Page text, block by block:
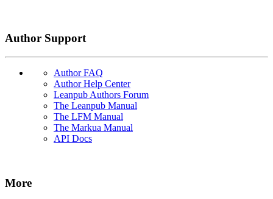
Author Support
Author FAQ
Author Help Center
Leanpub Authors Forum
The Leanpub Manual
The LFM Manual
The Markua Manual
API Docs
More